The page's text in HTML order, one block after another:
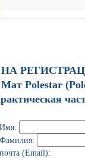
НА
Polestar
(Email):